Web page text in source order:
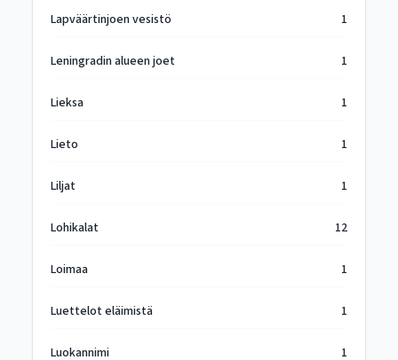
Lapväärtinjoen vesistö 1
Leningradin alueen joet 1
Lieksa 1
Lieto 1
Liljat 1
Lohikalat 12
Loimaa 1
Luettelot eläimistä 1
Luokannimi 1